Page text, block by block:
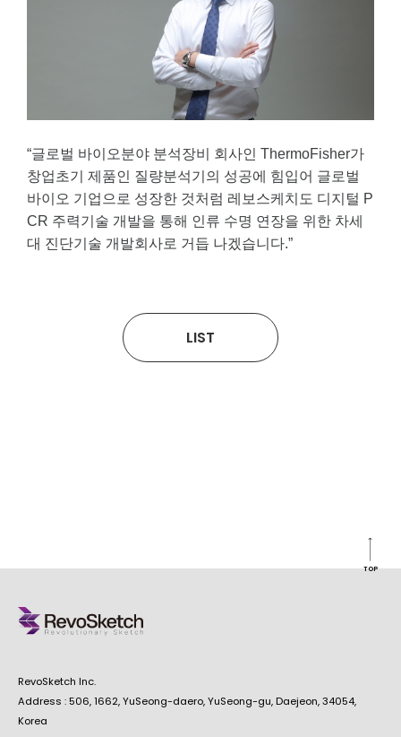
“글로벌 바이오분야 분석장비 회사인 ThermoFisher가
창업초기 제품인 질량분석기의 성공에 힘입어 글로벌
바이오 기업으로 성장한 것처럼 레보스케치도 디지털 P
CR 주력기술 개발을 통해 인류 수명 연장을 위한 차세
대 진단기술 개발회사로 거듭 나겠습니다.”
LIST
RevoSketch Inc.
Address : 506, 1662, YuSeong-daero, YuSeong-gu, Daejeon, 34054,
Korea
TOP